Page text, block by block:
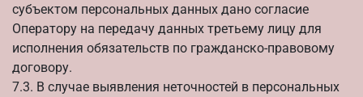
субъектом персональных данных дано согласие
Оператору на передачу данных третьему лицу для
исполнения обязательств по гражданско-правовому
договору.
7.3. В случае выявления неточностей в персональных